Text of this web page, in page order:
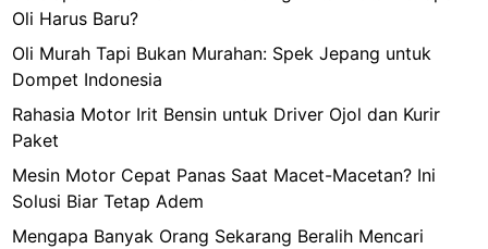
Oli Harus Baru?
Oli Murah Tapi Bukan Murahan: Spek Jepang untuk
Dompet Indonesia
Rahasia Motor Irit Bensin untuk Driver Ojol dan Kurir
Paket
Mesin Motor Cepat Panas Saat Macet-Macetan? Ini
Solusi Biar Tetap Adem
Mengapa Banyak Orang Sekarang Beralih Mencari